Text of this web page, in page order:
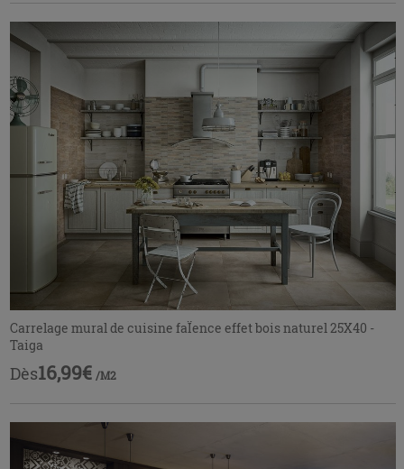
Carrelage mural de cuisine faÏence effet bois naturel 25X40 -
Taiga
Dès16,99€ /M2